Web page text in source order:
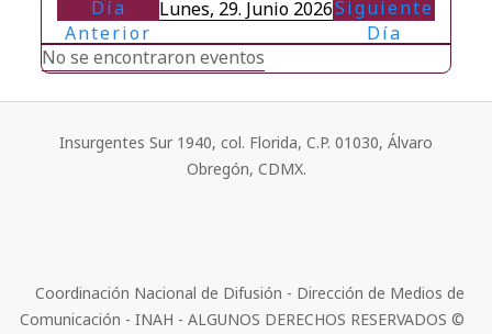
Día
Anterior
Lunes, 29. Junio 2026Siguiente
Día
No se encontraron eventos
Insurgentes Sur 1940, col. Florida, C.P. 01030, Álvaro
Obregón, CDMX.
Coordinación Nacional de Difusión - Dirección de Medios de
Comunicación - INAH - ALGUNOS DERECHOS RESERVADOS ©